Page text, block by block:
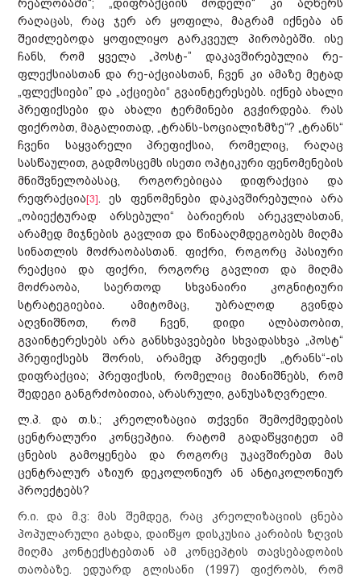
რეალობაში“; „დიფრაქციის მოდელი“ კი აღწერს
რაღაცას, რაც ჯერ არ ყოფილა, მაგრამ იქნება ან
შეიძლებოდა ყოფილიყო გარკვეულ პირობებში. ისე
ჩანს, რომ ყველა „პოსტ-” დაკავშირებულია რე-
ფლექსიასთან და რე-აქციასთან, ჩვენ კი ამაზე მეტად
„ფლექსიები” და „აქციები“ გვაინტერესებს. იქნებ ახალი
პრეფიქსები და ახალი ტერმინები გვჭირდება. რას
ფიქრობთ, მაგალითად, „ტრანს-სოციალიზმზე“? „ტრანს“
ჩვენი საყვარელი პრეფიქსია, რომელიც, რაღაც
სასწაულით, გადმოსცემს ისეთი ოპტიკური ფენომენების
მნიშვნელობასაც, როგორებიცაა დიფრაქცია და
რეფრაქცია[3] . ეს ფენომენები დაკავშირებულია არა
„ობიექტურად არსებული“ ბარიერის არეკვლასთან,
არამედ მიჯნების გავლით და წინააღმდეგობებს მიღმა
სინათლის მოძრაობასთან. ფიქრი, როგორც პასიური
რეაქცია და ფიქრი, როგორც გავლით და მიღმა
მოძრაობა, საერთოდ სხვანაირი კოგნიტიური
სტრატეგიებია. ამიტომაც, უბრალოდ გვინდა
აღვნიშნოთ, რომ ჩვენ, დიდი ალბათობით,
გვაინტერესებს არა განსხვავებები სხვადასხვა „პოსტ“
პრეფიქსებს შორის, არამედ პრეფიქს „ტრანს“-ის
დიფრაქცია; პრეფიქსის, რომელიც მიანიშნებს, რომ
შედეგი განგრძობითია, არასრული, განუსაზღვრელი.
ლ.პ. და თ.ს.; კრეოლიზაცია თქვენი შემოქმედების
ცენტრალური კონცეპტია. რატომ გადაწყვიტეთ ამ
ცნების გამოყენება და როგორც უკავშირებთ მას
ცენტრალურ აზიურ დეკოლონიურ ან ანტიკოლონიურ
პროექტებს?
რ.ი. და მ.ვ: მას შემდეგ, რაც კრეოლიზაციის ცნება
პოპულარული გახდა, დაიწყო დისკუსია კარიბის ზღვის
მიღმა კონტექსტებთან ამ კონცეპტის თავსებადობის
თაობაზე. ედუარდ გლისანი (1997) ფიქრობს, რომ